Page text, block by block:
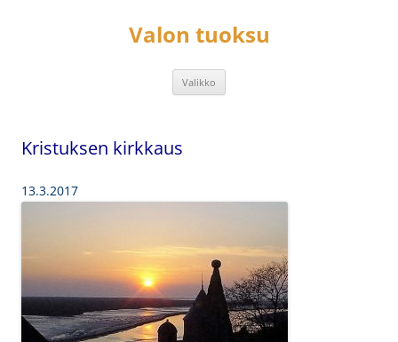
Valon tuoksu
Valikko
Kristuksen kirkkaus
13.3.2017